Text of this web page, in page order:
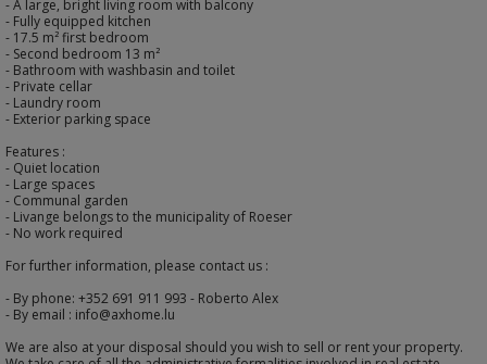
- A large, bright living room with balcony
- Fully equipped kitchen
- 17.5 m² first bedroom
- Second bedroom 13 m²
- Bathroom with washbasin and toilet
- Private cellar
- Laundry room
- Exterior parking space
Features :
- Quiet location
- Large spaces
- Communal garden
- Livange belongs to the municipality of Roeser
- No work required
For further information, please contact us :
- By phone: +352 691 911 993 - Roberto Alex
- By email : info@axhome.lu
We are also at your disposal should you wish to sell or rent your property.